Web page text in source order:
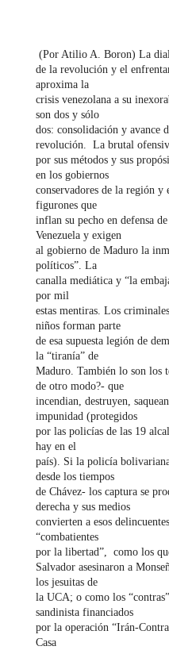
(Por Atilio A. Boron) La
de la revolución y el
aproxima la
crisis venezolana a su
son dos y sólo
dos: consolidación y avance
revolución.
La brutal
por sus métodos y sus
en los gobiernos
conservadores de la región y
figurones que
inflan su pecho en defensa
Venezuela y exigen
al gobierno de Maduro la
políticos”. La
canalla mediática y “la
por mil
estas mentiras. Los
niños forman parte
de esa supuesta legión de
la “tiranía” de
Maduro. También lo son los
de otro modo?- que
incendian, destruyen,
impunidad (protegidos
por las policías de las 19
hay en el
país). Si la policía
desde los tiempos
de Chávez- los captura se
derecha y sus medios
convierten a esos
“combatientes
por la libertad”,
como los
Salvador asesinaron a
los jesuitas de
la UCA; o como los
sandinista financiados
por la operación “Irán-
Casa